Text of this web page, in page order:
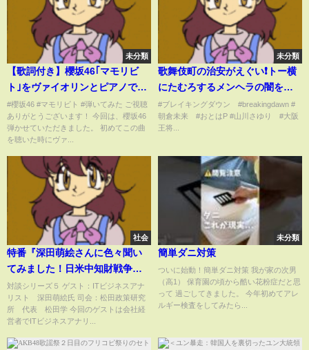
未分類
【歌詞付き】櫻坂46｢マモリビ
ト｣をヴァイオリンとピアノで弾
いてみたら美しすぎた！
#櫻坂46 #マモリビト #弾いてみた ご視聴
ありがとうございます！ 今回は、櫻坂46
弾かせていただきました。 初めてこの曲
を聴いた時にヴァ...
未分類
歌舞伎町の治安がえぐい❗️トー横
にたむろするメンヘラの闇を晒
します
#ブレイキングダウン #breakingdawn #
朝倉未来 #おとはP #山川さゆり #大阪
王将...
社会
特番『深田萌絵さんに色々聞い
てみました！日米中知財戦争、
杉田発言、真の女性活躍、若者
の考え方・・・』ゲスト：ITビジ
ネスアナリスト 深田萌絵氏
対談シリーズ５ ゲスト：ITビジネスアナ
リスト 深田萌絵氏 司会：松田政策研究
所 代表 松田学 今回のゲストは会社経
営者でITビジネスアナリ...
未分類
簡単ダニ対策
ついに始動！簡単ダニ対策 我が家の次男
（高1） 保育園の頃から酷い花粉症だと思
って 過ごしてきました。 今年初めてアレ
ルギー検査をしてみたら...